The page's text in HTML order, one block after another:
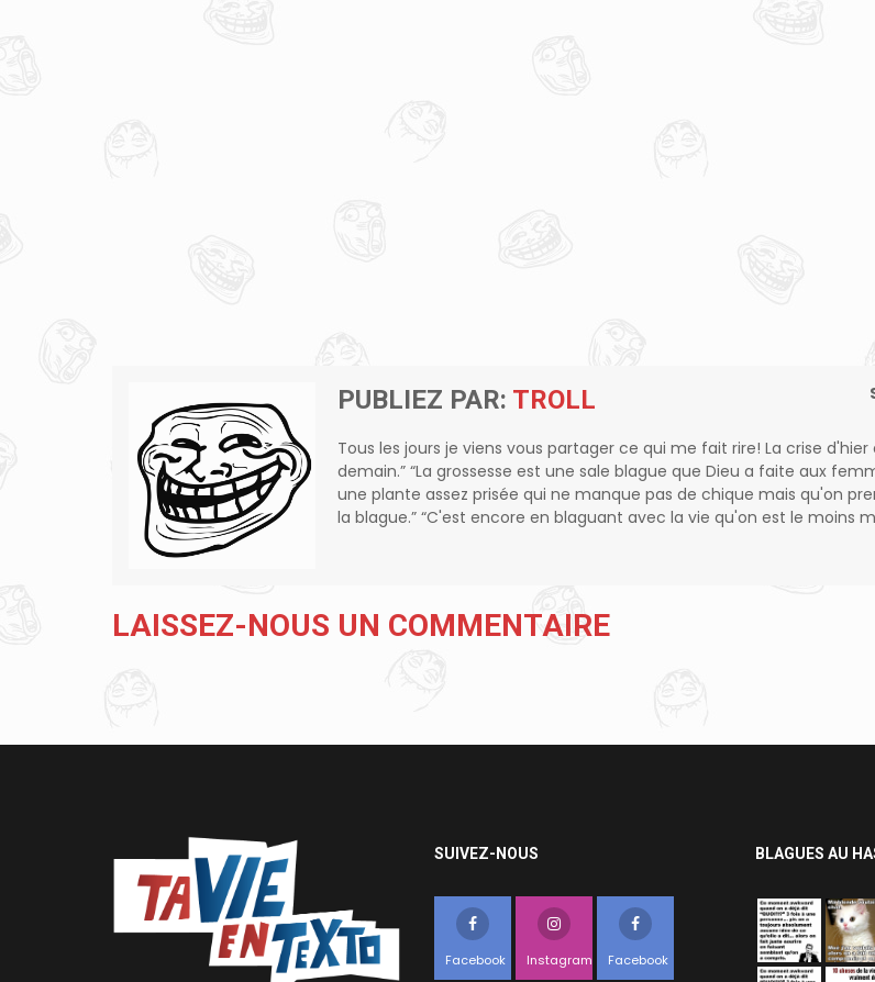
PUBLIEZ PAR: TROLL
Tous les jours je viens vous partager ce qui me fait rire! La crise
demain.” “La grossesse est une sale blague que Dieu a faite aux
une plante assez prisée qui ne manque pas de chique mais qu'on
la blague.” “C'est encore en blaguant avec la vie qu'on est le moins
LAISSEZ-NOUS UN COMMENTAIRE
SUIVEZ-NOUS
Facebook Instagram Facebook
BLAGUES AU